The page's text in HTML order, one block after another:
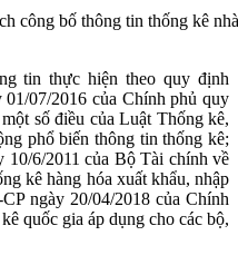
công bố thông tin thống kê
tin thực hiện theo quy định
07/2016 của Chính phủ quy
số điều của Luật Thống kê,
phổ biến thông tin thống kê;
6/2011 của Bộ Tài chính về
kê hàng hóa xuất khẩu, nhập
ngày 20/04/2018 của Chính
quốc gia áp dụng cho các bộ,